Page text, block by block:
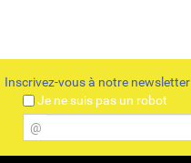
Inscrivez-vous à notre newsletter
Je ne suis pas un robot
@